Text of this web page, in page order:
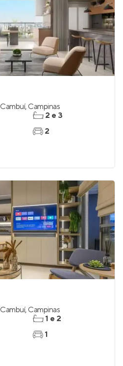
Cambuí, Campinas
2 e 3
2
Cambuí, Campinas
1 e 2
1